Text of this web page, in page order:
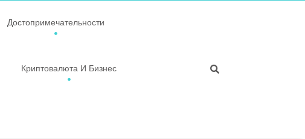
Достопримечательности
Криптовалюта И Бизнес